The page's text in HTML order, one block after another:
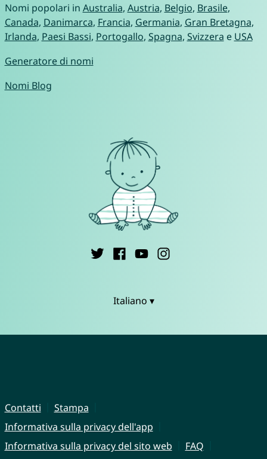
Nomi popolari in Australia, Austria, Belgio, Brasile,
Canada, Danimarca, Francia, Germania, Gran Bretagna,
Irlanda, Paesi Bassi, Portogallo, Spagna, Svizzera e USA
Generatore di nomi
Nomi Blog
Italiano ▾
Contatti
Stampa
Informativa sulla privacy dell'app
Informativa sulla privacy del sito web
FAQ